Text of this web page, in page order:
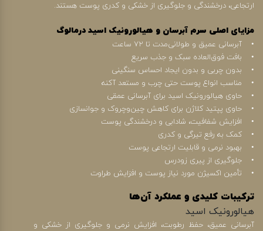
ارتجاعی، درخشندگی و جلوگیری از خشکی و کدری پوست هستند.
مزایای اصلی سرم آبرسان و هیالورونیک اسید درمالوگ
• آبرسانی عمیق و طولانی‌مدت تا ۷۲ ساعت
• بافت فوق‌العاده سبک و جذب سریع
• بدون چربی و بدون ایجاد احساس سنگینی
• مناسب انواع پوست حتی چرب و مستعد آکنه
• حاوی هیالورونیک اسید برای آبرسانی عمقی
• حاوی پپتید کلاژن برای کاهش چین‌وچروک و جوانسازی
• افزایش شفافیت، شادابی و درخشندگی پوست
• کمک به رفع تیرگی و کدری
• بهبود نرمی و قابلیت ارتجاعی پوست
• جلوگیری از پیری زودرس
• تأمین اکسیژن مورد نیاز پوست و افزایش طراوت
ترکیبات کلیدی و عملکرد آن‌ها
هیالورونیک اسید
آبرسانی عمیق، حفظ رطوبت، افزایش نرمی و جلوگیری از خشکی و